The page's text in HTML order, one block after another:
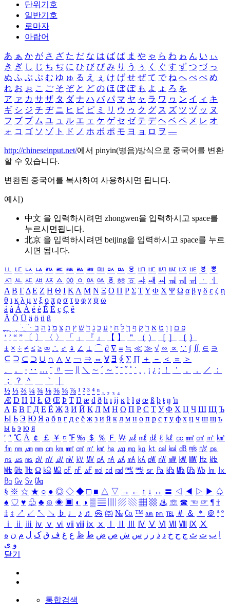
단위기호
일반기호
로마자
아랍어
あ ぁ か が さ ざ た だ な は ば ぱ ま や ゃ ら わ ゎ ん い ぃ
き ぎ し じ ち ぢ に ひ び ぴ み り う ぅ く ぐ す ず つ づ っ
ぬ ふ ぶ ぷ む ゆ ゅ る え ぇ け げ せ ぜ て で ね へ べ ぺ め
れ お ぉ こ ご そ ぞ と ど の ほ ぼ ぽ も よ ょ ろ を
ア ァ カ サ ザ タ ダ ナ ハ バ パ マ ヤ ャ ラ ワ ヮ ン イ ィ キ
ギ シ ジ チ ヂ ニ ヒ ビ ピ ミ リ ウ ゥ ク グ ス ズ ツ ヅ ッ ヌ
フ ブ プ ム ユ ュ ル エ ェ ケ ゲ セ ゼ テ デ ヘ ベ ペ メ レ オ
ォ コ ゴ ソ ゾ ト ド ノ ホ ボ ポ モ ヨ ョ ロ ヲ ―
http://chineseinput.net/에서 pinyin(병음)방식으로 중국어를 변환
할 수 있습니다.
변환된 중국어를 복사하여 사용하시면 됩니다.
예시)
中文 을 입력하시려면 zhongwen을 입력하시고 space를
누르시면됩니다.
北京 을 입력하시려면 beijing을 입력하시고 space를 누르
시면 됩니다.
ㅥ ㅦ ㅧ ㅨ ㅩ ㅪ ㅫ ㅬ ㅭ ㅮ ㅯ ㅰ ㅱ ㅲ ㅳ ㅴ ㅵ ㅶ ㅷ ㅸ
ㅹ
ㅺ ㅻ ㅼ ㅽ ㅾ ㅿ ㆀ ㆁ ㆂ ㆃ ㆄ ㆅ ㆆ ㆇ ㆈ ㆉ ㆊ ㆋ ㆌ ㆍ
ㆎ
Α Β ΓΔ Ε Ζ Η Θ Ι ΚΛ Μ Ν Ξ Ο Π Ρ Σ ΤΥ Φ Χ Ψ Ω α β γ δ ε ζ η
θ ι κ λ μ ν ξ ο π ρ σ τ υ φ χ ψ ω
á à Á À é è É È ç Ç ê
Ä Ö Ü ä ö ü ß
ִֶֹ ֻּ ׁׂ פ ם ן ו ט א ר ק ף ך ל ח י ע כ ג ד ש ץ ת צ מ נ ה ב
‘ ’ “ ” 〔 〕 〈 〉 「 」 『 』 【 】 ＂ （ ） ［ ］ ｛ ｝
± × ÷ ≠ ≤ ≥ ∞ ∴ ♂ ♀ ∠ ⊥ ⌒ ∂ ∇ ≡ ≒ ≪ ≫ √ ∽ ∝ ∵ ∫ ∬ ∈ ∋
⊆ ⊇ ⊂ ⊃ ∪ ∩ ∧ ∨ ￢ ⇒ ⇔ ∀ ∃ ∮ ∑ ∏ ＋ － ＜ ＝
＞
、
。 · ‥ … ¨ 〃 ― ＼ ∼ ´ ～ ˇ ˘ ˝ ˚ ˙ ¸ ¡ ¿ ː ！ ＇ ， ． ／
：
；
？ ＾ ｀
½ ⅓ ⅔ ¼ ¾ ⅛ ⅜ ⅝ ⅞ ¹ ² ³ ⁴ ⁿ ₁ ₂ ₃ ₄
Æ Ð Ħ Ĳ Ł Ø Œ Þ Ŧ Ŋ æ đ ð ħ ı ĳ ĸ ŀ ł ø œ ß þ ŧ ŋ ŉ
А Б В Г Д Е Ё Ж З И Й К Л М Н О П Р С Т У Ф Х Ц Ч Ш Щ Ъ
Ы Ь Э Ю Я а б в г д е ё ж з и й к л м н о п р с т у ф х ц ч ш щ ъ
ы ь э ю я
′ ″ ℃ Å ￠ ￡ ￥ ¤ ℉ ‰ ＄ ％ Ｆ ￦ ㎕ ㎖ ㎗ ℓ ㎘ ㏄ ㎣ ㎤ ㎥ ㎦
㎙ ㎚ ㎛ ㎜ ㎝ ㎞ ㎟ ㎠ ㎡ ㎢ ㏊ ㎍ ㎎ ㎏ ㏏ ㎈ ㎉ ㏈ ㎧ ㎨ ㎰
㎱ ㎲ ㎳ ㎴ ㎵ ㎶ ㎷ ㎸ ㎹ ㎀ ㎁ ㎂ ㎃ ㎄ ㎺ ㎻ ㎽ ㎾ ㎿ ㎐ ㎑
㎒ ㎓ ㎔ Ω ㏀ ㏁ ㎊ ㎋ ㎌ ㏖ ㏅ ㎭ ㎮ ㎯ ㏛ ㎩ ㎪ ㎫ ㎬ ㏝ ㏐
㏓
㏃ ㏉ ㏜ ㏆
§ ※ ☆ ★ ○ ● ◎ ◇ ◆ □ ■ △ ▽ → ← ↑ ↓ ↔ 〓 ◁ ◀ ▷ ▶ ♤
♠ ♡ ♥ ♧ ♣ ⊙ ◈ ▣ ◐ ◑ ▒ ▤ ▨ ▧ ▦ ▩ ♨ ☏ ☎ ☜ ☞ ¶ †
‡ ↕ ↗ ↙ ↖ ↘ ♭ ♩ ♪ ♬ ㉿ ㈜ № ㏇ ™ ㏂ ㏘ ℡ ＃ ＆ ＊ ＠ ª º
ⅰ
ⅱ ⅲ ⅳ ⅴ ⅵ ⅶ ⅷ ⅸ ⅹ Ⅳ Ⅴ Ⅵ Ⅶ Ⅷ Ⅸ Ⅹ
ب ت ث ج ح خ د ذ ر ز س ش ص ض ط ظ ع غ ف ق ک ل م ن ه
و ی
닫기
통합검색